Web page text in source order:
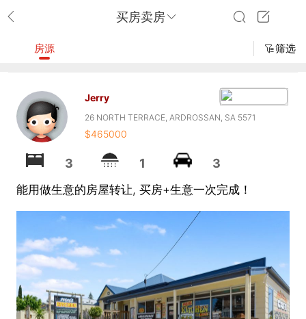
买房卖房
房源 筛选
Jerry
26 NORTH TERRACE, ARDROSSAN, SA 5571
$465000
3 1 3
能用做生意的房屋转让, 买房+生意一次完成！